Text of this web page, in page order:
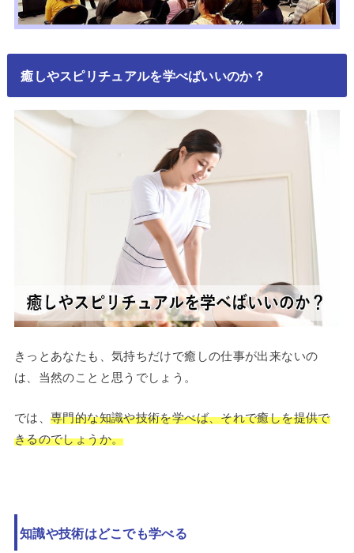
癒しやスピリチュアルを学べばいいのか？
きっとあなたも、気持ちだけで癒しの仕事が出来ないの
は、当然のことと思うでしょう。
では、専門的な知識や技術を学べば、それで癒しを提供で
きるのでしょうか。
知識や技術はどこでも学べる